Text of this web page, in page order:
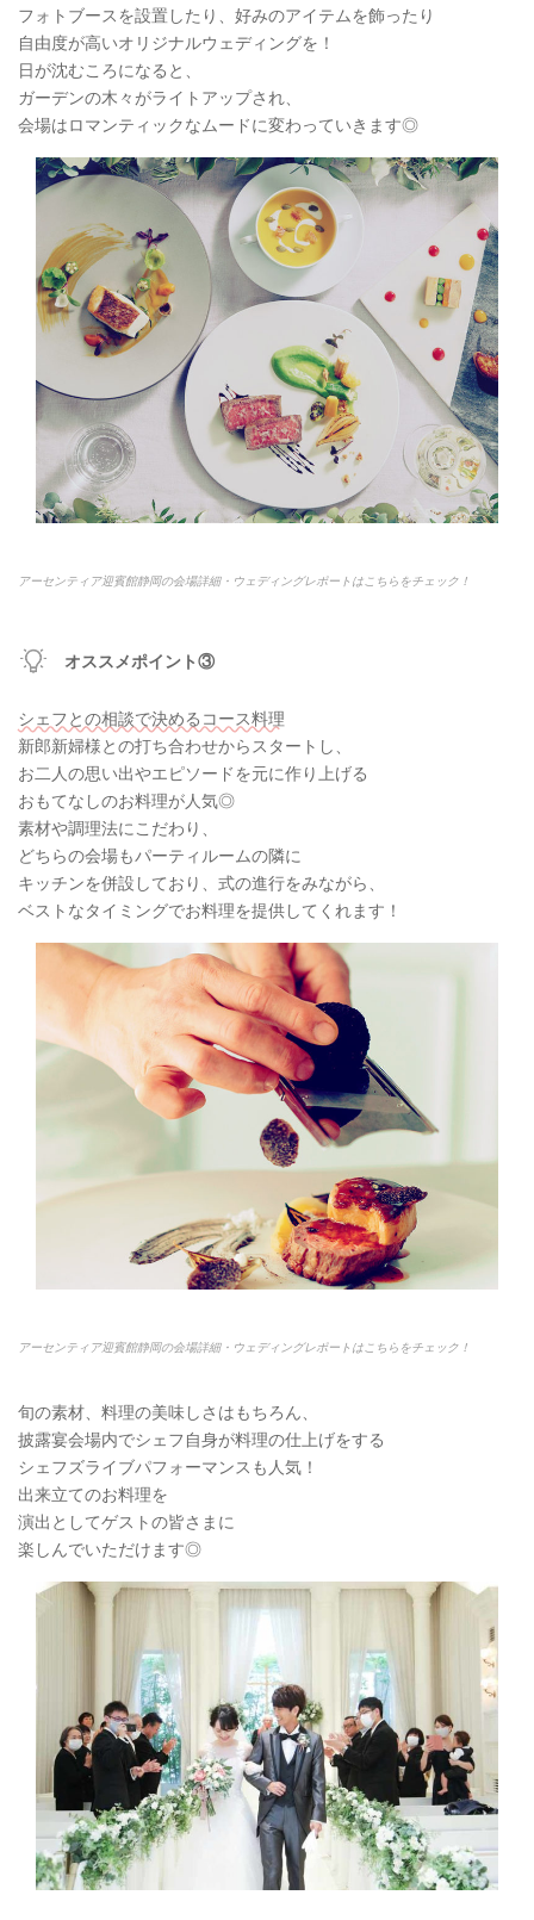
フォトブースを設置したり、好みのアイテムを飾ったり
自由度が高いオリジナルウェディングを！
日が沈むころになると、
ガーデンの木々がライトアップされ、
会場はロマンティックなムードに変わっていきます◎
アーセンティア迎賓館静岡の会場詳細・ウェディングレポートはこちらをチェック！
オススメポイント③
シェフとの相談で決めるコース料理
新郎新婦様との打ち合わせからスタートし、
お二人の思い出やエピソードを元に作り上げる
おもてなしのお料理が人気◎
素材や調理法にこだわり、
どちらの会場もパーティルームの隣に
キッチンを併設しており、式の進行をみながら、
ベストなタイミングでお料理を提供してくれます！
アーセンティア迎賓館静岡の会場詳細・ウェディングレポートはこちらをチェック！
旬の素材、料理の美味しさはもちろん、
披露宴会場内でシェフ自身が料理の仕上げをする
シェフズライブパフォーマンスも人気！
出来立てのお料理を
演出としてゲストの皆さまに
楽しんでいただけます◎